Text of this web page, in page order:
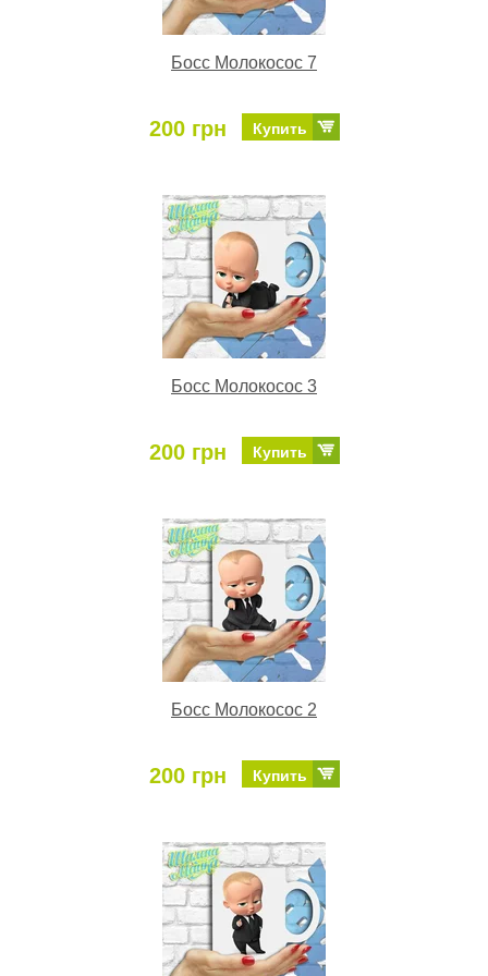
Босс Молокосос 7
200 грн Купить
Босс Молокосос 3
200 грн Купить
Босс Молокосос 2
200 грн Купить